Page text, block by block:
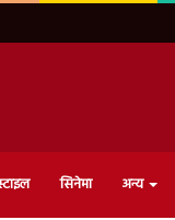
सिनेमा अन्य